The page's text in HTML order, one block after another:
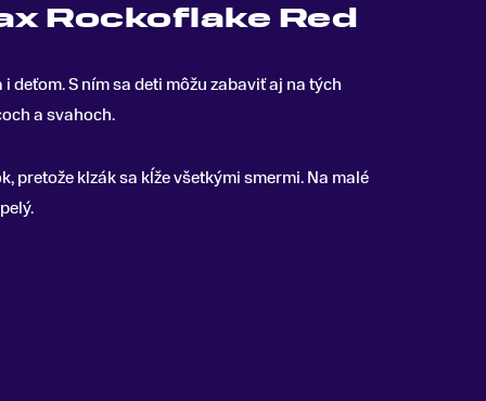
Rockoflake Red
i deťom.S ním sa deti môžu zabaviť aj na tých
a svahoch.
pretože klzák sa kĺže všetkými smermi. Na malé